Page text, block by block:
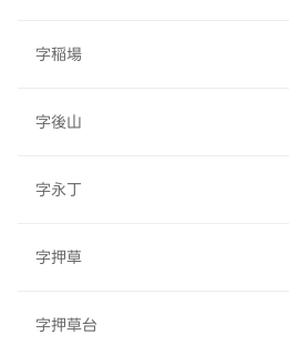
字稲場
字後山
字永丁
字押草
字押草台